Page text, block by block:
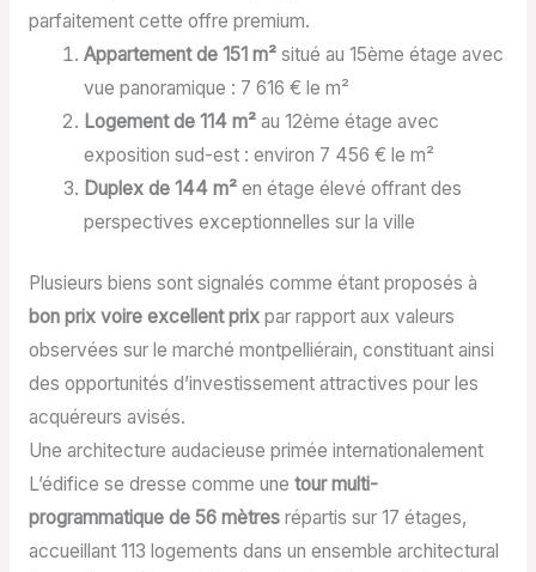
parfaitement cette offre premium.
Appartement de 151 m² situé au 15ème étage avec
vue panoramique : 7 616 € le m²
Logement de 114 m² au 12ème étage avec
exposition sud-est : environ 7 456 € le m²
Duplex de 144 m² en étage élevé offrant des
perspectives exceptionnelles sur la ville
Plusieurs biens sont signalés comme étant proposés à
bon prix voire excellent prixpar rapport aux valeurs
observées sur le marché montpelliérain, constituant ainsi
des opportunités d’investissement attractives pour les
acquéreurs avisés.
Une architecture audacieuse primée internationalement
L’édifice se dresse comme une tour multi-
programmatique de 56 mètresrépartis sur 17 étages,
accueillant 113 logements dans un ensemble architectural